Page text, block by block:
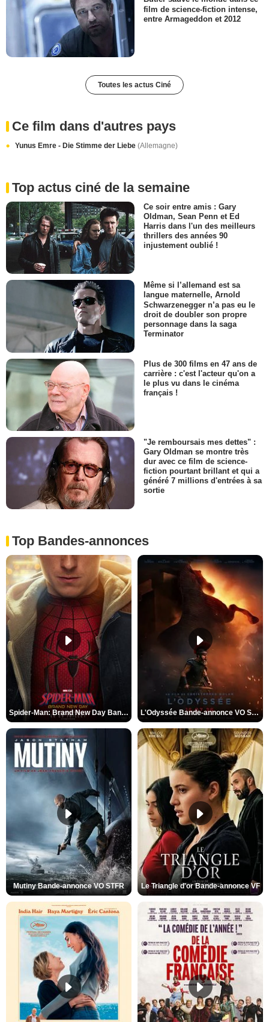
film de science-fiction intense,
entre Armageddon et 2012
Toutes les actus Ciné
Ce film dans d'autres pays
Yunus Emre - Die Stimme der Liebe (Allemagne)
Top actus ciné de la semaine
Ce soir entre amis : Gary
Oldman, Sean Penn et Ed
Harris dans l'un des meilleurs
thrillers des années 90
injustement oublié !
Même si l’allemand est sa
langue maternelle, Arnold
Schwarzenegger n’a pas eu le
droit de doubler son propre
personnage dans la saga
Terminator
Plus de 300 films en 47 ans de
carrière : c'est l'acteur qu'on a
le plus vu dans le cinéma
français !
"Je remboursais mes dettes" :
Gary Oldman se montre très
dur avec ce film de science-
fiction pourtant brillant et qui a
généré 7 millions d'entrées à sa
sortie
Top Bandes-annonces
Spider-Man: Brand New Day Bande-annonce VO STFR L'Odyssée Bande-annonce VO STFR
Mutiny Bande-annonce VO STFR Le Triangle d'or Bande-annonce VF